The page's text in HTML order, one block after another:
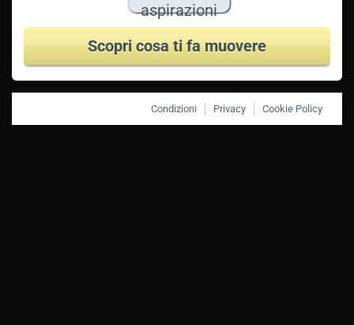
aspirazioni
Scopri cosa ti fa muovere
Condizioni Privacy Cookie Policy